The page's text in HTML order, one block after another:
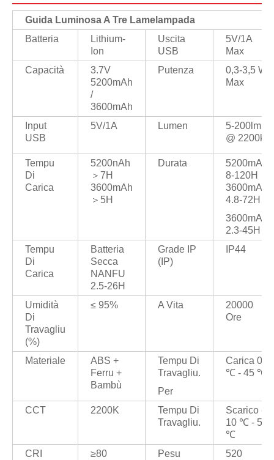
Guida Luminosa A Tre Lame Lampada
Batteria
Lithium-
Ion
Uscita
USB
5V/1A
Max
Capacità
3.7V
5200mAh
/
3600mAh
Putenza
0,3-3,5 W
Max
Input
USB
5V/1A Lumen
5-200lm
@ 2200k
Tempu
Di
Carica
5200nAh
＞7H
3600mAh
＞5H
Durata
5200mAh
8-120H
3600mAh
4.8-72H
3600mAh
2.3-45H
Tempu
Di
Carica
Batteria
Secca
NANFU
2.5-26H
Grade IP
(IP)
IP44
Umidità
Di
Travagliu
(%)
≤ 95% A Vita
20000
Ore
Materiale
ABS +
Ferru +
Bambù
Tempu Di
Travagliu.
Per
Carica 0
℃ - 45 ℃
CCT 2200K
Tempu Di
Travagliu.
Scarico -
10 ℃ - 50
℃
CRI
≥80 Pesu
520